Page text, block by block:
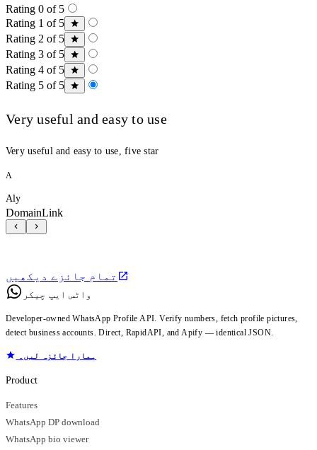
Rating 0 of 5
Rating 1 of 5
Rating 2 of 5
Rating 3 of 5
Rating 4 of 5
Rating 5 of 5
Very useful and easy to use
Very useful and easy to use, five star
A
Aly
DomainLink
تمام جائزے دیکھیں
واٹس ایپ چیکر
Developer-owned WhatsApp Profile API. Verify numbers, fetch profile pictures,
detect business accounts. Direct, RapidAPI, and Apify — identical JSON.
ہمارا جائزہ لیں۔
Product
Features
WhatsApp DP download
WhatsApp bio viewer